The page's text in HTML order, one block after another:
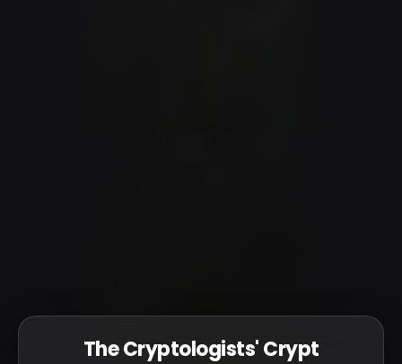
The Cryptologists' Crypt